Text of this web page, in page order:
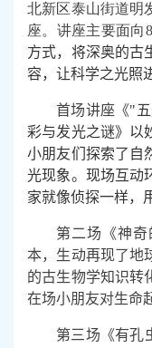
北新区泰山街道明
座。讲座主要面向
方式，将深奥的古
容，让科学之光照
首场讲座《"
彩与发光之谜》以
小朋友们探索了自
光现象。现场互动
家就像侦探一样，
第二场《神
本，生动再现了地
的古生物学知识转
在场小朋友对生命
第三场《有孔